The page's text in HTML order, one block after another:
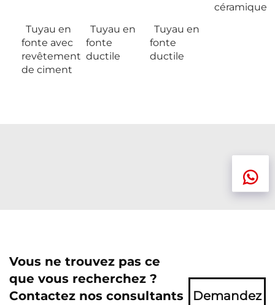
céramique
Tuyau en
fonte avec
revêtement
de ciment
Tuyau en
fonte
ductile
Tuyau en
fonte
ductile
Vous ne trouvez pas ce
que vous recherchez ?
Contactez nos consultants
Demandez